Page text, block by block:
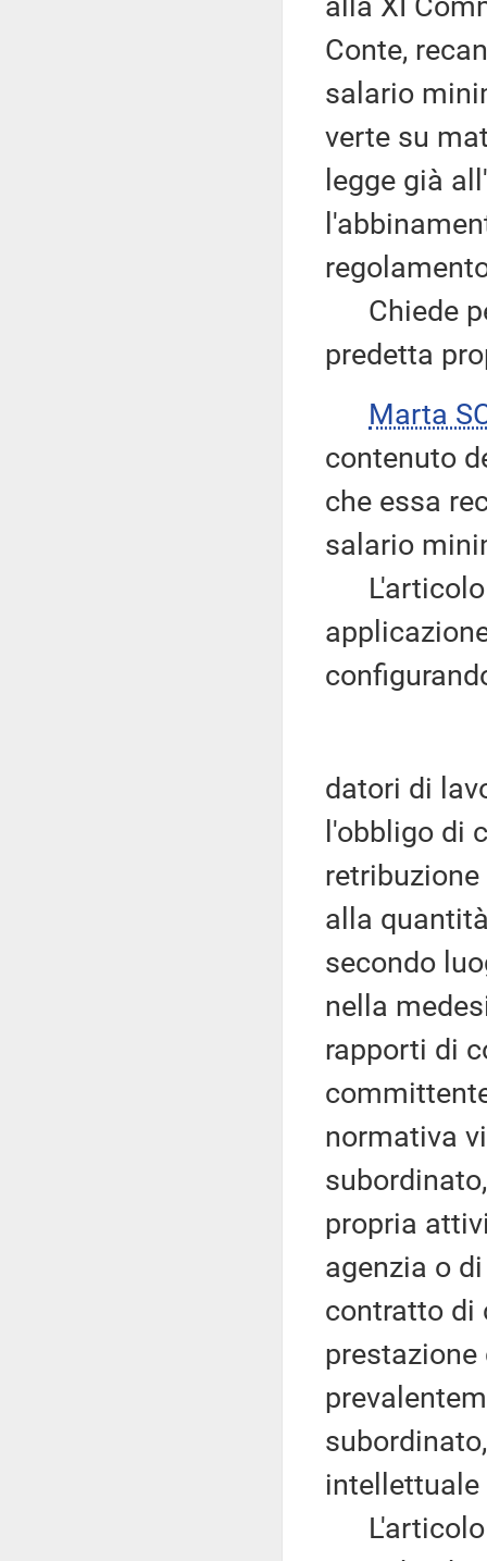
Conte,
salario
verte su
legge già
Chiede
predetta
Marta
contenuto
che essa
salario
L'articolo
datori di
l'obbligo di
alla
secondo
nella
rapporti di
normativa
propria
agenzia o
contratto di
L'articolo